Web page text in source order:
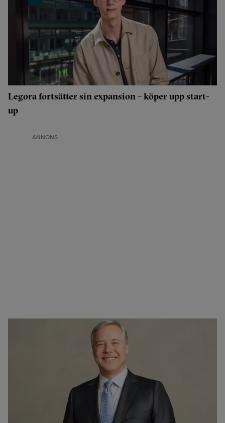
Legora fortsätter sin expansion – köper upp start-
up
ANNONS